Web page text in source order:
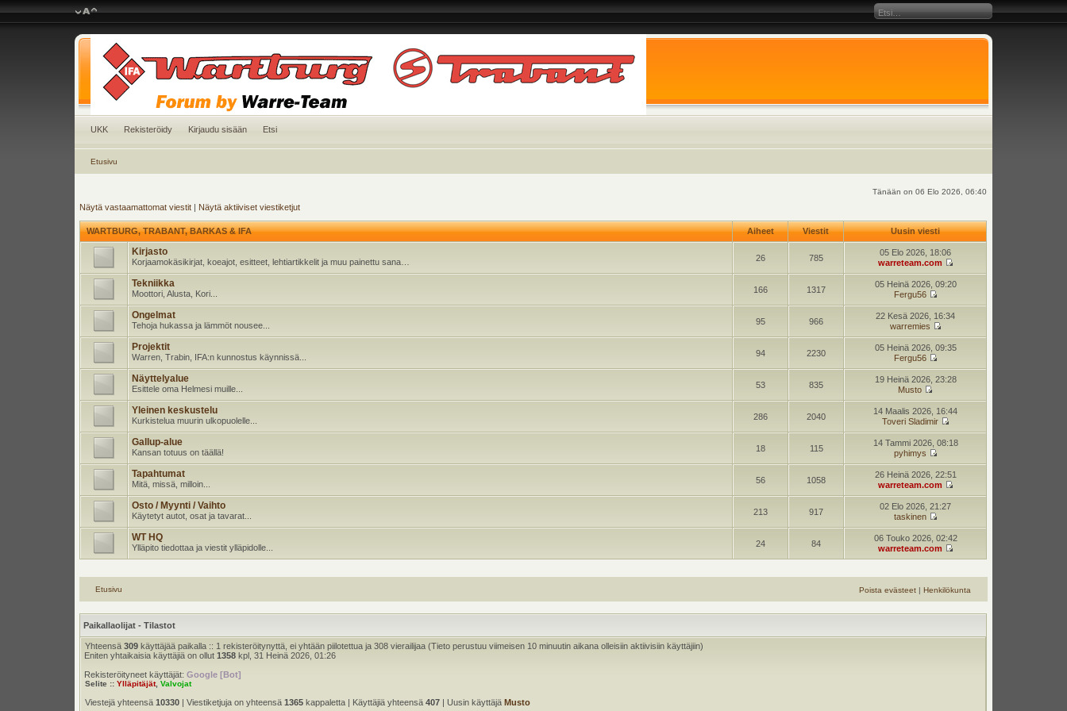
UKK Rekisteröidy Kirjaudu sisään Etsi
Etusivu
Tänään on 06 Elo 2026, 06:40
Näytä vastaamattomat viestit | Näytä aktiiviset viestiketjut
WARTBURG, TRABANT, BARKAS & IFA Aiheet Viestit Uusin viesti
Kirjasto
Korjaamokäsikirjat, koeajot, esitteet, lehtiartikkelit ja muu painettu sana… 26 785
05 Elo 2026, 18:06
warreteam.com
Tekniikka
Moottori, Alusta, Kori... 166 1317
05 Heinä 2026, 09:20
Fergu56
Ongelmat
Tehoja hukassa ja lämmöt nousee... 95 966
22 Kesä 2026, 16:34
warremies
Projektit
Warren, Trabin, IFA:n kunnostus käynnissä... 94 2230
05 Heinä 2026, 09:35
Fergu56
Näyttelyalue
Esittele oma Helmesi muille... 53 835
19 Heinä 2026, 23:28
Musto
Yleinen keskustelu
Kurkistelua muurin ulkopuolelle... 286 2040
14 Maalis 2026, 16:44
Toveri Sladimir
Gallup-alue
Kansan totuus on täällä! 18 115
14 Tammi 2026, 08:18
pyhimys
Tapahtumat
Mitä, missä, milloin... 56 1058
26 Heinä 2026, 22:51
warreteam.com
Osto / Myynti / Vaihto
Käytetyt autot, osat ja tavarat... 213 917
02 Elo 2026, 21:27
taskinen
WT HQ
Ylläpito tiedottaa ja viestit ylläpidolle... 24 84
06 Touko 2026, 02:42
warreteam.com
Poista evästeet| Henkilökunta
Etusivu
Paikallaolijat - Tilastot
Yhteensä309 käyttäjää paikalla :: 1 rekisteröitynyttä, ei yhtään piilotettua ja 308 vierailijaa (Tieto perustuu viimeisen 10 minuutin aikana olleisiin aktiivisiin käyttäjiin)
Eniten yhtaikaisia käyttäjiä on ollut1358 kpl, 31 Heinä 2026, 01:26
Rekisteröityneet käyttäjät:Google [Bot]
Selite ::Ylläpitäjät,Valvojat
Viestejä yhteensä10330 | Viestiketjuja on yhteensä1365 kappaletta | Käyttäjiä yhteensä407 | Uusin käyttäjäMusto